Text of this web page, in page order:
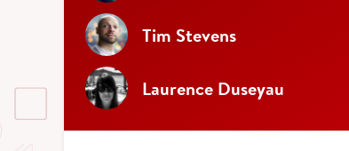
Tim Stevens
Laurence Duseyau